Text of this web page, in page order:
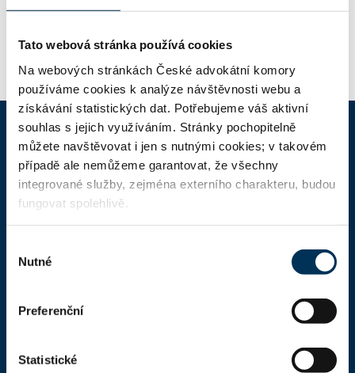
Tato webová stránka používá cookies
Na webových stránkách České advokátní komory
používáme cookies k analýze návštěvnosti webu a
získávání statistických dat. Potřebujeme váš aktivní
souhlas s jejich využíváním. Stránky pochopitelně
můžete navštěvovat i jen s nutnými cookies; v takovém
případě ale nemůžeme garantovat, že všechny
integrované služby, zejména externího charakteru, budou
fungovat spolehlivě.
souhlasu
Nutné
Preferenční
Statistické
Adresa: Skalní 319 , 25262 Statenice
ČAK
Domů
Aktuality
Dokumenty a formuláře
Advokátní deník